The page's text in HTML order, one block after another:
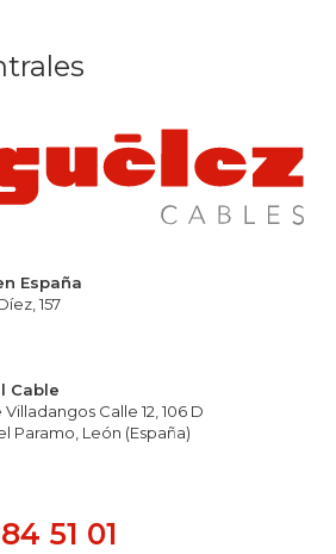
España
157
Cable
Calle 12, 106 D
Paramo, León (España)
51 01